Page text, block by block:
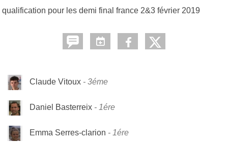
qualification pour les demi final france 2&3 février 2019
Claude Vitoux 3éme
Daniel Basterreix 1ére
Emma Serres-clarion 1ére